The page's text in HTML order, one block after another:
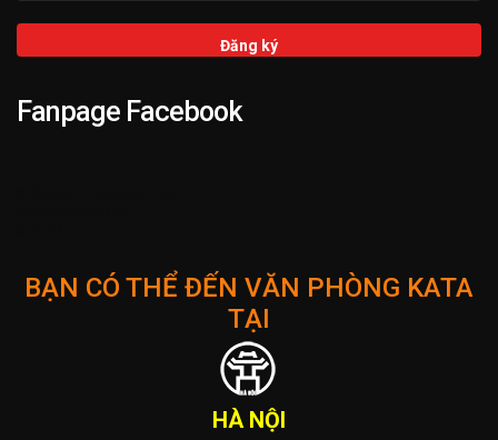
Fanpage Facebook
BẠN CÓ THỂ ĐẾN VĂN PHÒNG KATA
TẠI
HÀ NỘI